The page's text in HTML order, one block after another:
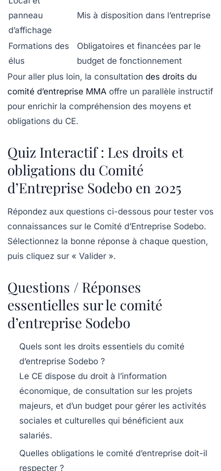
panneau
d’affichage
Mis à disposition dans l’entreprise
Formations des
élus
Obligatoires et financées par le
budget de fonctionnement
Pour aller plus loin, la consultation des droits du
comité d’entreprise MMA offre un parallèle instructif
pour enrichir la compréhension des moyens et
obligations du CE.
Quiz Interactif : Les droits et
obligations du Comité
d’Entreprise Sodebo en 2025
Répondez aux questions ci-dessous pour tester vos
connaissances sur le Comité d’Entreprise Sodebo.
Sélectionnez la bonne réponse à chaque question,
puis cliquez sur « Valider ».
Questions / Réponses
essentielles sur le comité
d’entreprise Sodebo
Quels sont les droits essentiels du comité
d’entreprise Sodebo ?
Le CE dispose du droit à l’information
économique, de consultation sur les projets
majeurs, et d’un budget pour gérer les activités
sociales et culturelles qui bénéficient aux
salariés.
Quelles obligations le comité d’entreprise doit-il
respecter ?